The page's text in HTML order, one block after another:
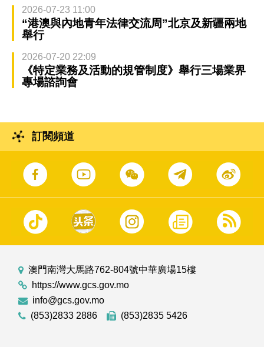
2026-07-23 11:00
“港澳與內地青年法律交流周”北京及新疆兩地
舉行
2026-07-20 22:09
《特定業務及活動的規管制度》舉行三場業界
專場諮詢會
訂閱頻道
澳門南灣大馬路762-804號中華廣場15樓
https://www.gcs.gov.mo
info@gcs.gov.mo
(853)2833 2886
(853)2835 5426